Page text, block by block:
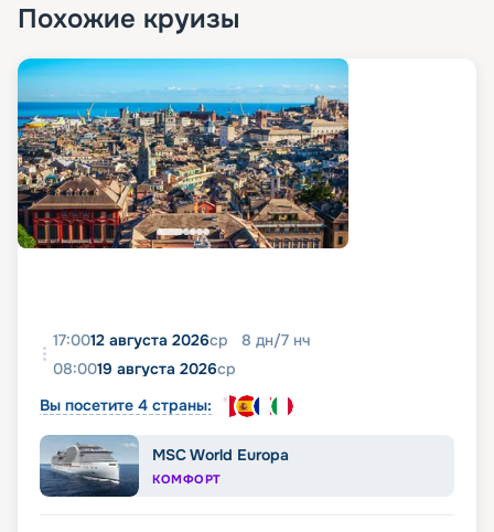
Похожие круизы
17:0012 августа 2026ср 8 дн/7 нч
08:0019 августа 2026ср
Вы посетите 4 страны:
MSC World Europa
КОМФОРТ